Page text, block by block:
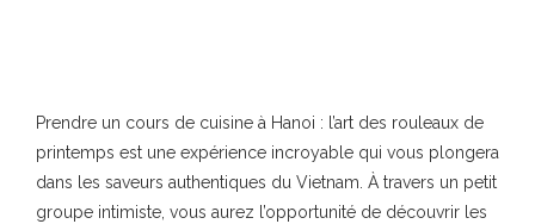
Prendre un cours de cuisine à Hanoi : l’art des rouleaux de
printemps est une expérience incroyable qui vous plongera
dans les saveurs authentiques du Vietnam. À travers un petit
groupe intimiste, vous aurez l’opportunité de découvrir les